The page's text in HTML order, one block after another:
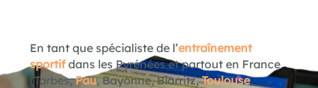
En tant que spécialiste de l’entraînement
sportifdans les Pyrénées et partout en France
(Tarbes,Pau, Bayonne, Biarritz,Toulouse,